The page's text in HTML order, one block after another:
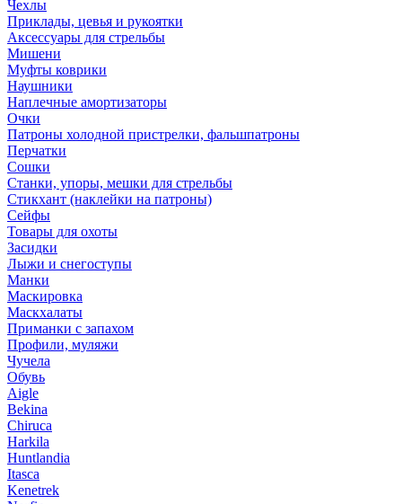
Чехлы
Приклады, цевья и рукоятки
Аксессуары для стрельбы
Мишени
Муфты коврики
Наушники
Наплечные амортизаторы
Очки
Патроны холодной пристрелки, фальшпатроны
Перчатки
Сошки
Станки, упоры, мешки для стрельбы
Стикхант (наклейки на патроны)
Сейфы
Товары для охоты
Засидки
Лыжи и снегоступы
Манки
Маскировка
Маскхалаты
Приманки с запахом
Профили, муляжи
Чучела
Обувь
Aigle
Bekina
Chiruсa
Harkila
Huntlandia
Itasca
Kenetrek